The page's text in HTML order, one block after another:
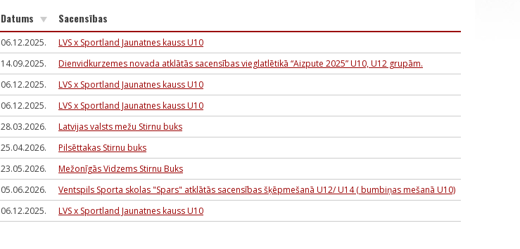
Datums Sacensības
06.12.2025.
LVS x Sportland Jaunatnes kauss U10
14.09.2025.
Dienvidkurzemes novada atklātās sacensības vieglatlētikā “Aizpute 2025” U10, U12 grupām.
06.12.2025.
LVS x Sportland Jaunatnes kauss U10
06.12.2025.
LVS x Sportland Jaunatnes kauss U10
28.03.2026.
Latvijas valsts mežu Stirnu buks
25.04.2026.
Pilsēttakas Stirnu buks
23.05.2026.
Mežonīgās Vidzems Stirnu Buks
05.06.2026.
Ventspils Sporta skolas "Spars" atklātās sacensības šķēpmešanā U12/ U14 ( bumbiņas mešanā U10)
06.12.2025. LVS x Sportland Jaunatnes kauss U10